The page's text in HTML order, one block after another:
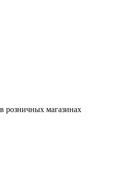
розничных магазинах